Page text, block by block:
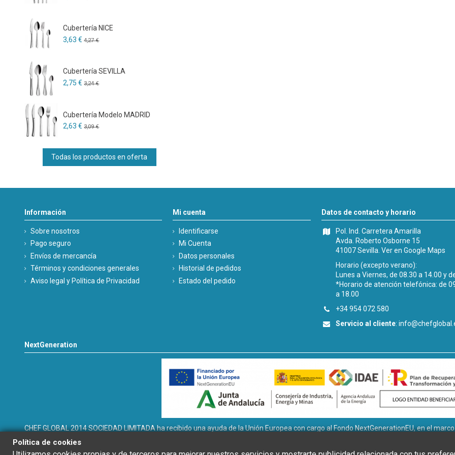
Cubertería NICE
3,63 € 4,27 €
Cubertería SEVILLA
2,75 € 3,24 €
Cubertería Modelo MADRID
2,63 € 3,09 €
Todas los productos en oferta
Información
Sobre nosotros
Pago seguro
Envíos de mercancía
Términos y condiciones generales
Aviso legal y Política de Privacidad
Mi cuenta
Identificarse
Mi Cuenta
Datos personales
Historial de pedidos
Estado del pedido
Datos de contacto y horario
Pol. Ind. Carretera Amarilla
Avda. Roberto Osborne 15
41007 Sevilla.Ver en Google Maps
Horario (excepto verano):
Lunes a Viernes, de 08.30 a 14.00 y
*Horario de atención telefónica: de
a 18.00
+34 954 072 580
Servicio al cliente:
NextGeneration
CHEF GLOBAL 2014 SOCIEDAD LIMITADA ha recibido una ayuda de la Unión Europea con cargo al Fondo NextGenerationEU, en el
INSTALACIÓN SOLAR FOTOVOLTAICA dentro del programa de incentivos ligados al autoconsumo y almacenamiento, con fuentes de
térmicos renovables en el sector residencial del Ministerio para la Transición Ecológica y el Reto Demográfico, gestionado por la Junta
Política de cookies